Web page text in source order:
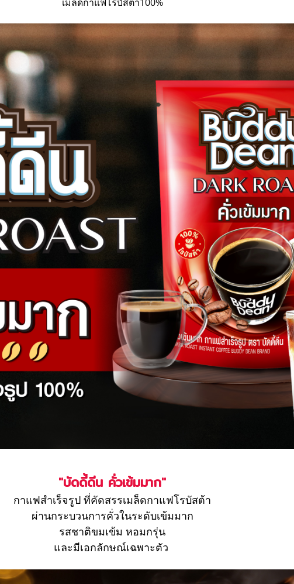
"บัดดี้ดีน คั่วเข้มมาก"
กาแฟสำเร็จรูป ที่คัดสรรเมล็ดกาแฟโรบัสต้า
ผ่านกระบวนการคั่วในระดับเข้มมาก
รสชาติขมเข้ม หอมกรุ่น
และมีเอกลักษณ์เฉพาะตัว